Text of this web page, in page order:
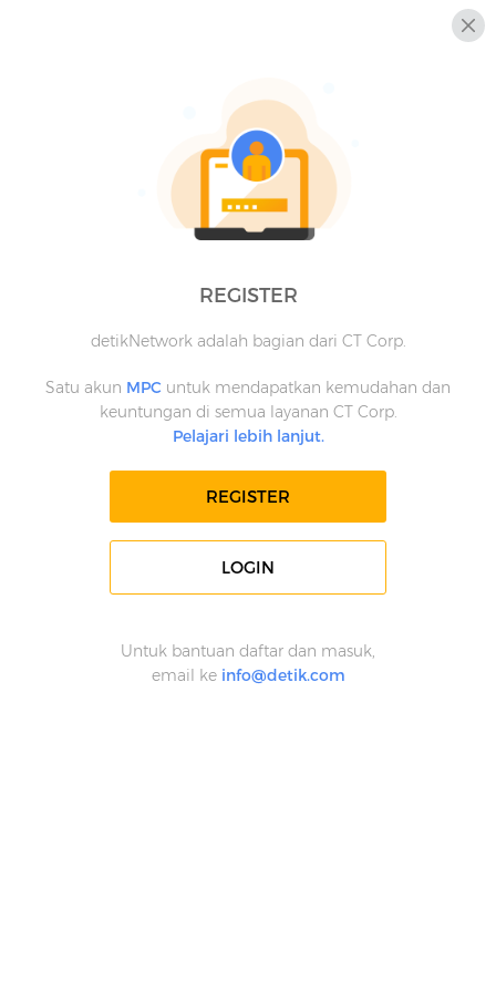
REGISTER
detikNetwork adalah bagian dari CT Corp.
Satu akun MPC untuk mendapatkan kemudahan dan
keuntungan di semua layanan CT Corp.
Pelajari lebih lanjut.
REGISTER
LOGIN
Untuk bantuan daftar dan masuk,
email ke info@detik.com